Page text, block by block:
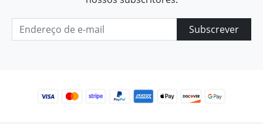
Subscrever